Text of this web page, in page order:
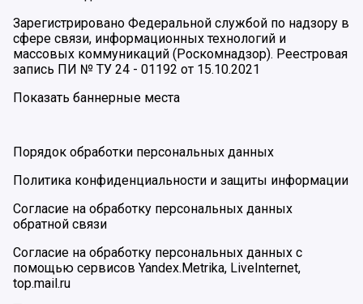
Зарегистрировано Федеральной службой по надзору в
сфере связи, информационных технологий и
массовых коммуникаций (Роскомнадзор). Реестровая
запись ПИ № ТУ 24 - 01192 от 15.10.2021
Показать баннерные места
Порядок обработки персональных данных
Политика конфиденциальности и защиты информации
Согласие на обработку персональных данных
обратной связи
Согласие на обработку персональных данных с
помощью сервисов Yandex.Metrika, LiveInternet,
top.mail.ru